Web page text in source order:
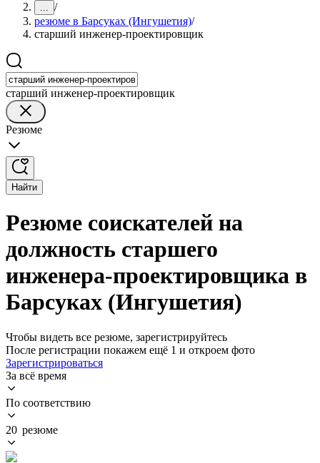
... /
резюме в Барсуках (Ингушетия)/
старший инженер-проектировщик
старший инженер-проектировщик
Резюме
Найти
Резюме соискателей на
должность старшего
инженера-проектировщика в
Барсуках (Ингушетия)
Чтобы видеть все резюме, зарегистрируйтесь
После регистрации покажем ещё 1 и откроем фото
Зарегистрироваться
За всё время
По соответствию
20 резюме